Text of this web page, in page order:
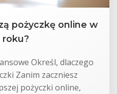
pożyczkę online w
roku?
Określ, dlaczego
Zanim zaczniesz
pożyczki online,